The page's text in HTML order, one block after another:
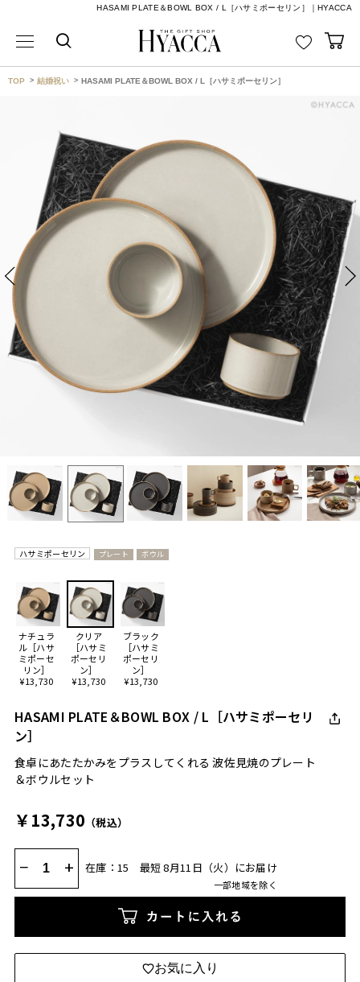
HASAMI PLATE＆BOWL BOX / L［ハサミポーセリン］｜HYACCA
TOP 結婚祝い HASAMI PLATE＆BOWL BOX / L［ハサミポーセリン］
ハサミポーセリン プレート ボウル
ナチュラ
ル［ハサ
ミポーセ
リン］
¥13,730
クリア
［ハサミ
ポーセリ
ン］
¥13,730
ブラック
［ハサミ
ポーセリ
ン］
¥13,730
HASAMI PLATE＆BOWL BOX / L［ハサミポーセリ
ン］
食卓にあたたかみをプラスしてくれる 波佐見焼のプレート
＆ボウルセット
￥13,730 （税込）
− + 在庫：15 最短 8月11日（火）にお届け
一部地域を除く
カートに入れる
お気に入り